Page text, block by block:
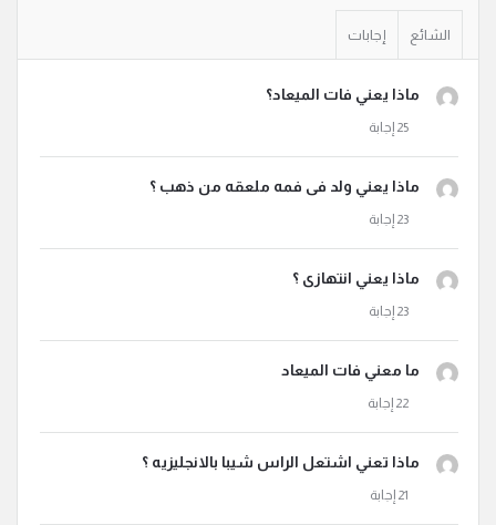
الشائع إجابات
ماذا يعني فات الميعاد؟
ماذا يعني ولد فى فمه ملعقه من ذهب ؟
ماذا يعني انتهازى ؟
ما معني فات الميعاد
ماذا تعني اشتعل الراس شيبا بالانجليزيه ؟